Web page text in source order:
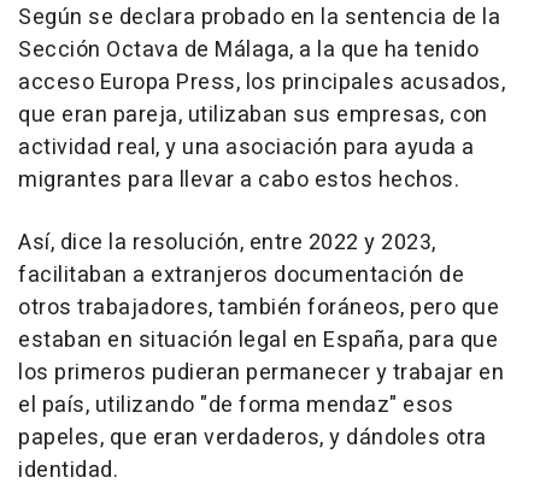
Según se declara probado en la sentencia de la
Sección Octava de Málaga, a la que ha tenido
acceso Europa Press, los principales acusados,
que eran pareja, utilizaban sus empresas, con
actividad real, y una asociación para ayuda a
migrantes para llevar a cabo estos hechos.
Así, dice la resolución, entre 2022 y 2023,
facilitaban a extranjeros documentación de
otros trabajadores, también foráneos, pero que
estaban en situación legal en España, para que
los primeros pudieran permanecer y trabajar en
el país, utilizando "de forma mendaz" esos
papeles, que eran verdaderos, y dándoles otra
identidad.